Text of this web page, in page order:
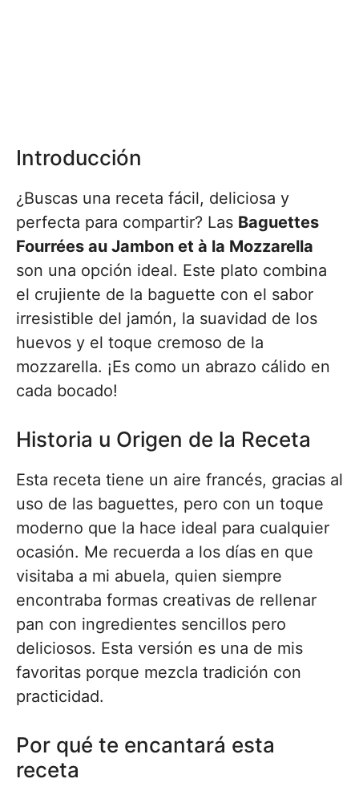
Introducción
¿Buscas una receta fácil, deliciosa y
perfecta para compartir? Las Baguettes
Fourrées au Jambon et à la Mozzarella
son una opción ideal. Este plato combina
el crujiente de la baguette con el sabor
irresistible del jamón, la suavidad de los
huevos y el toque cremoso de la
mozzarella. ¡Es como un abrazo cálido en
cada bocado!
Historia u Origen de la Receta
Esta receta tiene un aire francés, gracias al
uso de las baguettes, pero con un toque
moderno que la hace ideal para cualquier
ocasión. Me recuerda a los días en que
visitaba a mi abuela, quien siempre
encontraba formas creativas de rellenar
pan con ingredientes sencillos pero
deliciosos. Esta versión es una de mis
favoritas porque mezcla tradición con
practicidad.
Por qué te encantará esta
receta